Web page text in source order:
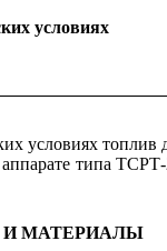
условиях
условиях топлив
типа
И МАТЕРИАЛЫ